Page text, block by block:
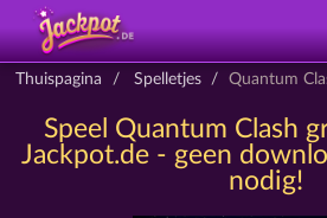
Thuispagina Spelletjes Quantum
Speel Quantum Clash
Jackpot.de - geen
nodig!